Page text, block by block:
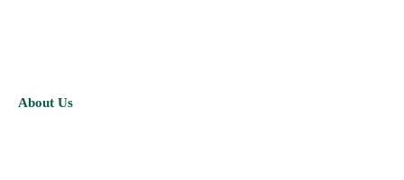
About Us